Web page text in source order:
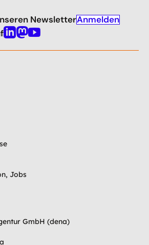
NewsletterAnmelden
Linkedin
Mastodon
Youtube
Jobs
GmbH (dena)